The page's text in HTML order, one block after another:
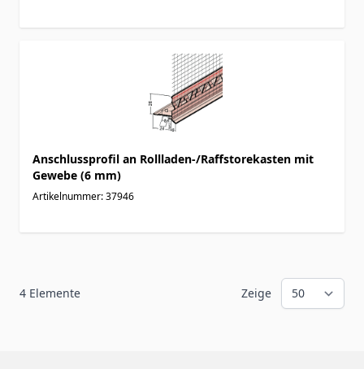
Anschlussprofil an Rollladen-/Raffstorekasten mit
Gewebe (6 mm)
Artikelnummer: 37946
4 Elemente Zeige